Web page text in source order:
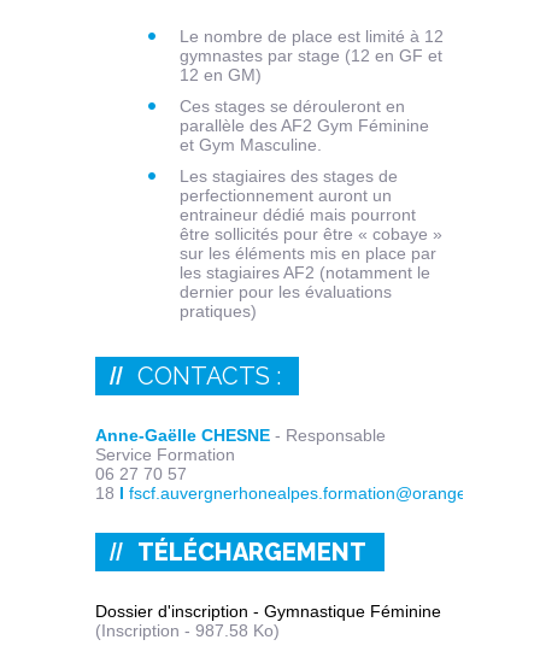
Le nombre de place est limité à 12
gymnastes par stage (12 en GF et
12 en GM)
Ces stages se dérouleront en
parallèle des AF2 Gym Féminine
et Gym Masculine.
Les stagiaires des stages de
perfectionnement auront un
entraineur dédié mais pourront
être sollicités pour être « cobaye »
sur les éléments mis en place par
les stagiaires AF2 (notamment le
dernier pour les évaluations
pratiques)
CONTACTS :
Anne-Gaëlle CHESNE - Responsable
Service Formation
06 27 70 57
18 I fscf.auvergnerhonealpes.formation@orange.fr
TÉLÉCHARGEMENT
Dossier d'inscription - Gymnastique Féminine
(Inscription - 987.58 Ko)